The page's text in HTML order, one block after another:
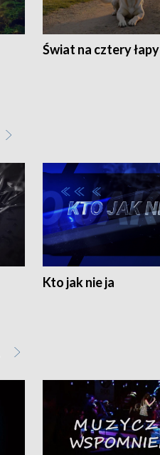
Świat na cztery łapy
Kto jak nie ja